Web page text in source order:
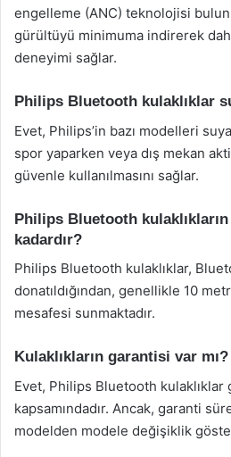
engelleme (ANC) teknolojisi
gürültüyü minimuma indirerek
deneyimi sağlar.
Philips Bluetooth kulaklıklar
Evet, Philips’in bazı modelleri
spor yaparken veya dış mekan
güvenle kullanılmasını sağlar.
Philips Bluetooth
kadardır?
Philips Bluetooth kulaklıklar,
donatıldığından, genellikle 10
mesafesi sunmaktadır.
Kulaklıkların garantisi var mı?
Evet, Philips Bluetooth kulaklıklar
kapsamındadır. Ancak, garanti
modelden modele değişiklik